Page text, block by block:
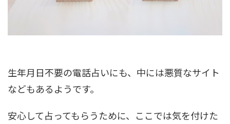
生年月日不要の電話占いにも、中には悪質なサイト
などもあるようです。
安心して占ってもらうために、ここでは気を付けた